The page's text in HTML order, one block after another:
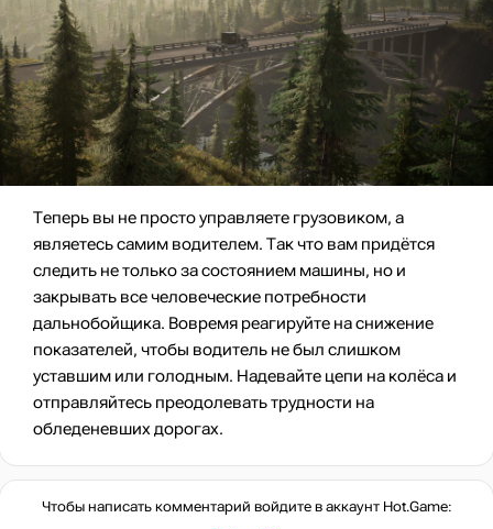
Теперь вы не просто управляете грузовиком, а
являетесь самим водителем. Так что вам придётся
следить не только за состоянием машины, но и
закрывать все человеческие потребности
дальнобойщика. Вовремя реагируйте на снижение
показателей, чтобы водитель не был слишком
уставшим или голодным. Надевайте цепи на колёса и
отправляйтесь преодолевать трудности на
обледеневших дорогах.
Чтобы написать комментарий войдите в аккаунт Hot.Game: